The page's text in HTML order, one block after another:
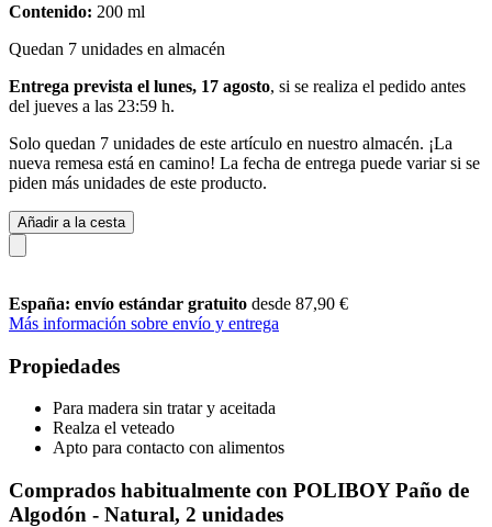
Contenido: 200 ml
Quedan 7 unidades en almacén
Entrega prevista el lunes, 17 agosto, si se realiza el pedido antes
del jueves a las 23:59 h.
Solo quedan 7 unidades de este artículo en nuestro almacén. ¡La
nueva remesa está en camino! La fecha de entrega puede variar si se
piden más unidades de este producto.
Añadir a la cesta
España: envío estándar gratuito desde 87,90 €
Más información sobre envío y entrega
Propiedades
Para madera sin tratar y aceitada
Realza el veteado
Apto para contacto con alimentos
Comprados habitualmente con POLIBOY Paño de
Algodón - Natural, 2 unidades